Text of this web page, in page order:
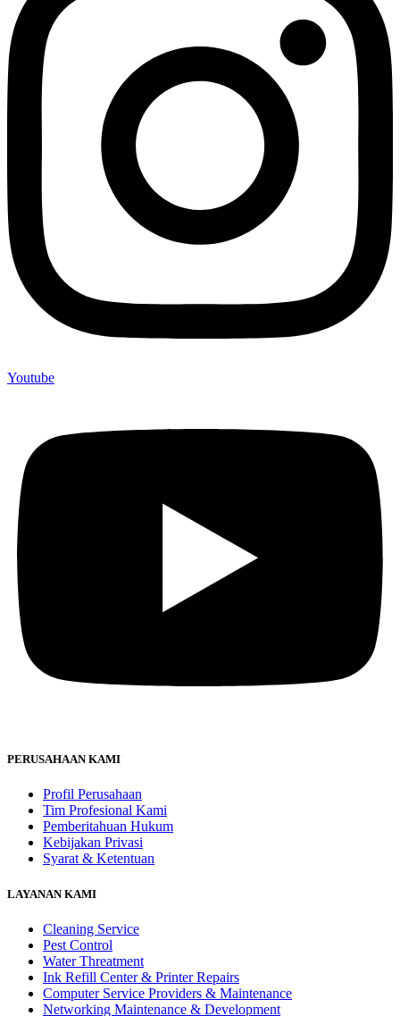
Youtube
PERUSAHAAN KAMI
Profil Perusahaan
Tim Profesional Kami
Pemberitahuan Hukum
Kebijakan Privasi
Syarat & Ketentuan
LAYANAN KAMI
Cleaning Service
Pest Control
Water Threatment
Ink Refill Center & Printer Repairs
Computer Service Providers & Maintenance
Networking Maintenance & Development